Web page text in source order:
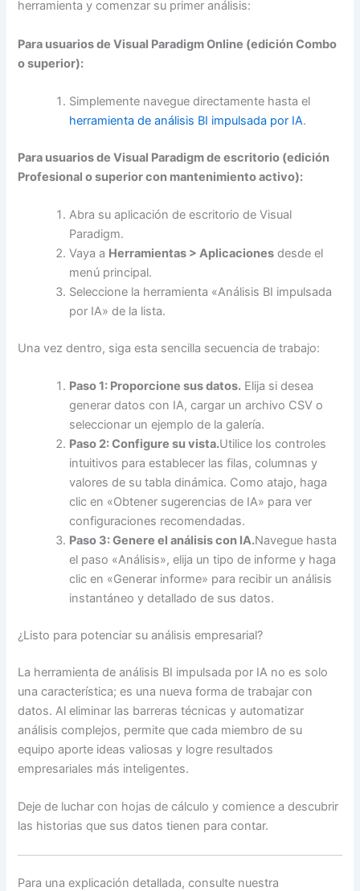
herramienta y comenzar su primer análisis:
Para usuarios de Visual Paradigm Online (edición Combo
o superior):
Simplemente navegue directamente hasta el
herramienta de análisis BI impulsada por IA.
Para usuarios de Visual Paradigm de escritorio (edición
Profesional o superior con mantenimiento activo):
Abra su aplicación de escritorio de Visual
Paradigm.
Vaya a Herramientas > Aplicaciones desde el
menú principal.
Seleccione la herramienta «Análisis BI impulsada
por IA» de la lista.
Una vez dentro, siga esta sencilla secuencia de trabajo:
Paso 1: Proporcione sus datos. Elija si desea
generar datos con IA, cargar un archivo CSV o
seleccionar un ejemplo de la galería.
Paso 2: Configure su vista.Utilice los controles
intuitivos para establecer las filas, columnas y
valores de su tabla dinámica. Como atajo, haga
clic en «Obtener sugerencias de IA» para ver
configuraciones recomendadas.
Paso 3: Genere el análisis con IA.Navegue hasta
el paso «Análisis», elija un tipo de informe y haga
clic en «Generar informe» para recibir un análisis
instantáneo y detallado de sus datos.
¿Listo para potenciar su análisis empresarial?
La herramienta de análisis BI impulsada por IA no es solo
una característica; es una nueva forma de trabajar con
datos. Al eliminar las barreras técnicas y automatizar
análisis complejos, permite que cada miembro de su
equipo aporte ideas valiosas y logre resultados
empresariales más inteligentes.
Deje de luchar con hojas de cálculo y comience a descubrir
las historias que sus datos tienen para contar.
Para una explicación detallada, consulte nuestra